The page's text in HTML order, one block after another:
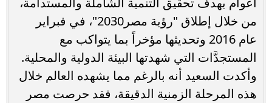
من خلال إطلاق "رؤية مصر2030"، في فبراير
عام 2016 وتحديثها مؤخراً بما يتواكب مع
المستجدَّات التي شهدتها البيئة الدولية والمحلية.
وأكدت السعيد أنه بالرغم مما يشهده العالم خلال
هذه المرحلة الزمنية الدقيقة، فقد حرصت مصر